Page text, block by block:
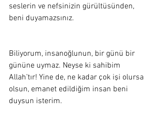
seslerin ve nefsinizin gürültüsünden,
beni duyamazsınız.
Biliyorum, insanoğlunun, bir günü bir
gününe uymaz. Neyse ki sahibim
Allah’tır! Yine de, ne kadar çok işi olursa
olsun, emanet edildiğim insan beni
duysun isterim.